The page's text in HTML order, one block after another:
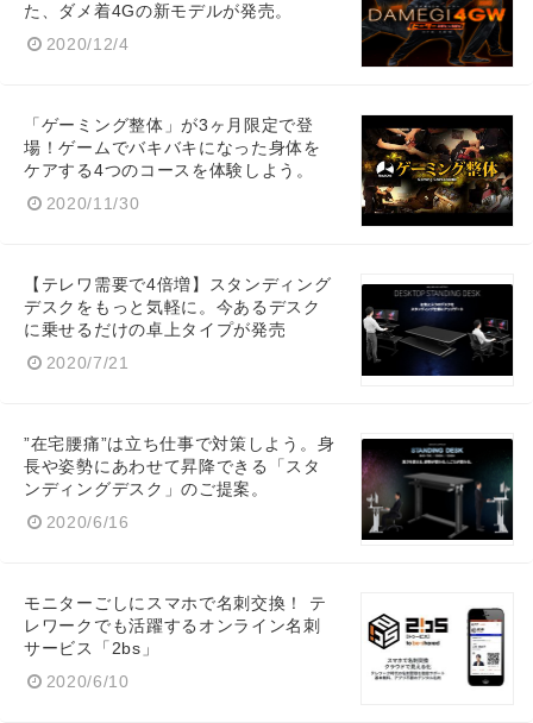
た、ダメ着4Gの新モデルが発売。
2020/12/4
「ゲーミング整体」が3ヶ月限定で登
場！ゲームでバキバキになった身体を
ケアする4つのコースを体験しよう。
2020/11/30
【テレワ需要で4倍増】スタンディング
デスクをもっと気軽に。今あるデスク
に乗せるだけの卓上タイプが発売
2020/7/21
”在宅腰痛”は立ち仕事で対策しよう。身
長や姿勢にあわせて昇降できる「スタ
ンディングデスク」のご提案。
2020/6/16
モニターごしにスマホで名刺交換！ テ
レワークでも活躍するオンライン名刺
サービス「2bs」
2020/6/10